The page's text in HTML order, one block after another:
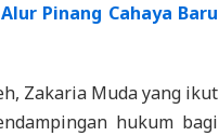
Pinang Cahaya Baru
Zakaria Muda yang ikut
hukum bagi